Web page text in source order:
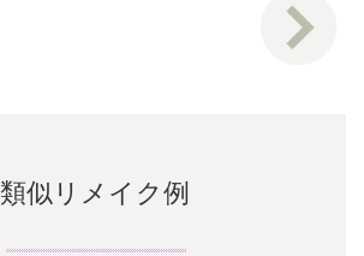
類似リメイク例